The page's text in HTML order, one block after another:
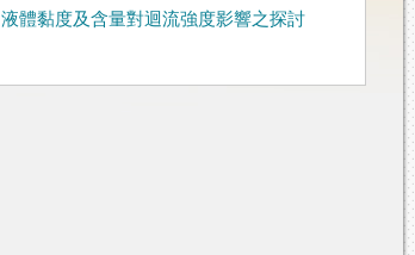
液體黏度及含量對迴流強度影響之探討